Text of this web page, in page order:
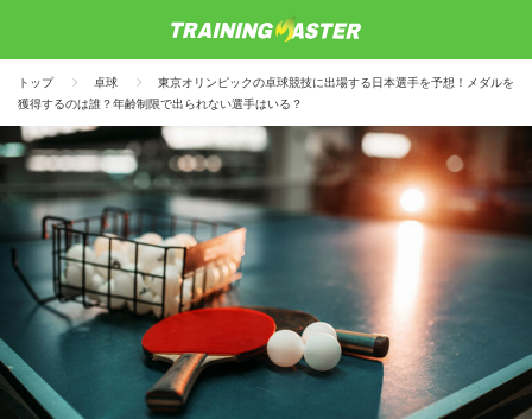
トップ 卓球
東京オリンピックの卓球競技に出場する日本選手を予想！メダルを
獲得するのは誰？年齢制限で出られない選手はいる？